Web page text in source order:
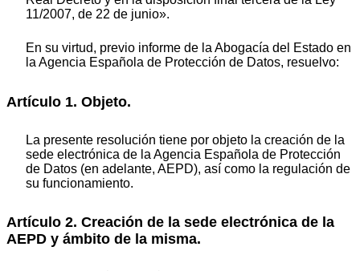
11/2007, de 22 de junio».
En su virtud, previo informe de la Abogacía del Estado en
la Agencia Española de Protección de Datos, resuelvo:
Artículo 1. Objeto.
La presente resolución tiene por objeto la creación de la
sede electrónica de la Agencia Española de Protección
de Datos (en adelante, AEPD), así como la regulación de
su funcionamiento.
Artículo 2. Creación de la sede electrónica de la
AEPD y ámbito de la misma.